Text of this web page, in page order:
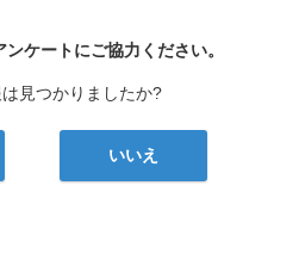
ンケートにご協力ください。
見つかりましたか?
いいえ